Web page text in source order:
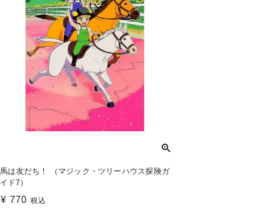
馬は友だち！ （マジック・ツリーハウス探険ガ
イド7）
¥ 770 税込